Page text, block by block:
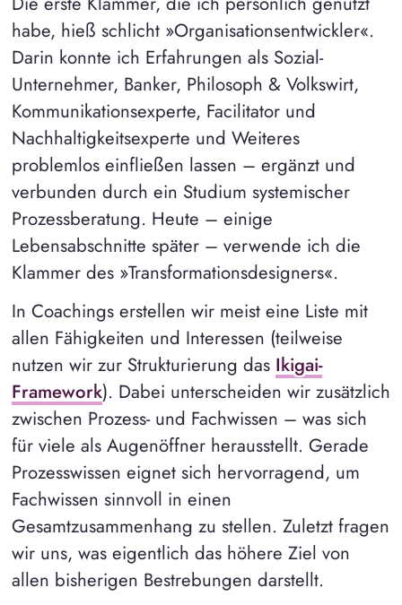
habe, hieß schlicht »Organisationsentwickler«.
Darin konnte ich Erfahrungen als Sozial-
Unternehmer, Banker, Philosoph & Volkswirt,
Kommunikationsexperte, Facilitator und
Nachhaltigkeitsexperte und Weiteres
problemlos einfließen lassen – ergänzt und
verbunden durch ein Studium systemischer
Prozessberatung. Heute – einige
Lebensabschnitte später – verwende ich die
Klammer des »Transformationsdesigners«.
In Coachings erstellen wir meist eine Liste mit
allen Fähigkeiten und Interessen (teilweise
nutzen wir zur Strukturierung das Ikigai-
Framework). Dabei unterscheiden wir zusätzlich
zwischen Prozess- und Fachwissen – was sich
für viele als Augenöffner herausstellt. Gerade
Prozesswissen eignet sich hervorragend, um
Fachwissen sinnvoll in einen
Gesamtzusammenhang zu stellen. Zuletzt fragen
wir uns, was eigentlich das höhere Ziel von
allen bisherigen Bestrebungen darstellt.